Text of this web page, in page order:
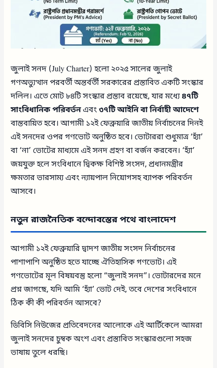
জুলাই সনদ (July Charter) হলো ২০২৫ সালের জুলাই
গণঅভ্যুত্থান পরবর্তী অন্তর্বর্তী সরকারের প্রস্তাবিত একটি সংস্কার
দলিল। এতে মোট ৮৪টি সংস্কার প্রস্তাব রয়েছে, যার মধ্যে৪৭টি
সাংবিধানিক পরিবর্তনএবং৩৭টি আইনি বা নির্বাহী আদেশে
বাস্তবায়িত হবে। আগামী ১২ই ফেব্রুয়ারি জাতীয় নির্বাচনের দিনই
এই সনদের ওপর গণভোট অনুষ্ঠিত হবে। ভোটাররা শুধুমাত্র ‘হ্যাঁ’
বা ‘না’ ভোটের মাধ্যমে এই সনদ গ্রহণ বা বর্জন করবেন। ‘হ্যাঁ’
জয়যুক্ত হলে সংবিধানে দ্বিকক্ষ বিশিষ্ট সংসদ, প্রধানমন্ত্রীর
ক্ষমতার ভারসাম্য এবং ন্যায়পাল নিয়োগসহ ব্যাপক পরিবর্তন
আসবে।
নতুন রাজনৈতিক বন্দোবস্তের পথে বাংলাদেশ
আগামী ১২ই ফেব্রুয়ারি দ্বাদশ জাতীয় সংসদ নির্বাচনের
পাশাপাশি অনুষ্ঠিত হতে যাচ্ছে ঐতিহাসিক গণভোট। এই
গণভোটের মূল বিষয়বস্তু হলো “জুলাই সনদ”। ভোটারদের মনে
প্রশ্ন জাগছে, যদি আমি ‘হ্যাঁ’ ভোট দেই, তবে দেশের সংবিধানে
ঠিক কী কী পরিবর্তন আসবে?
ডিবিসি নিউজের প্রতিবেদনের আলোকে এই আর্টিকেলে আমরা
জুলাই সনদের চুম্বক অংশ এবং প্রস্তাবিত সংস্কারগুলো সহজ
ভাষায় তুলে ধরছি।